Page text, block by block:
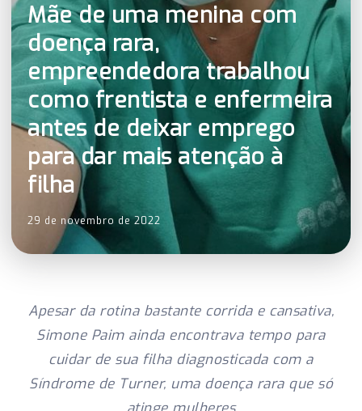
Mãe de uma menina com
doença rara,
empreendedora trabalhou
como frentista e enfermeira
antes de deixar emprego
para dar mais atenção à
filha
29 de novembro de 2022
Apesar da rotina bastante corrida e cansativa,
Simone Paim ainda encontrava tempo para
cuidar de sua filha diagnosticada com a
Síndrome de Turner, uma doença rara que só